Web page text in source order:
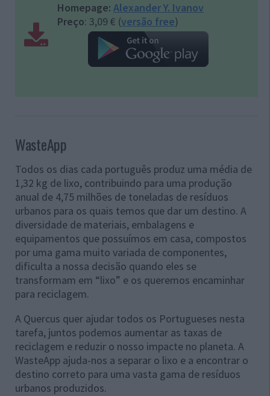
Homepage: Alexander Y. Ivanov
Preço: 3,09 € (versão free)
WasteApp
Todos os dias cada português produz uma média de
1,32 kg de lixo, contribuindo para uma produção
anual de 4,75 milhões de toneladas de resíduos
urbanos para os quais temos que dar um destino. A
diversidade de materiais, embalagens e
equipamentos que possuímos em casa, compostos
por uma gama muito variada de componentes,
dificulta a nossa decisão quando eles se
transformam em “lixo” e os queremos encaminhar
para reciclagem.
A Quercus quer ajudar todos os Portugueses nesta
tarefa, juntos podemos aumentar as taxas de
reciclagem e reduzir o nosso impacte no planeta. A
WasteApp ajuda-nos a separar o lixo e a encontrar o
destino correto para uma vasta gama de resíduos
urbanos produzidos.